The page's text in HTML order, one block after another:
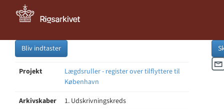
Bliv indtaster
Projekt
Lægdsruller - register over tilflyttere til
København
Arkivskaber
1. Udskrivningskreds